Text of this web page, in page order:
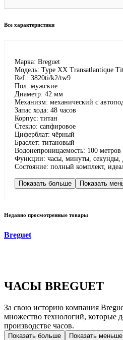
Все характеристики
Марка: Breguet
Модель: Type XX Transatlantique
Ref.: 3820ti/k2/tw9
Пол: мужские
Диаметр: 42 мм
Механизм: механический с
Запас хода: 48 часов
Корпус: титан
Стекло: сапфировое
Циферблат: чёрный
Браслет: титановый
Водонепроницаемость: 100 метров
Функции: часы, минуты, секунды,
Состояние: полный комплект,
Показать больше Показать
Недавно просмотренные товары
Breguet
ЧАСЫ BREGUET
За свою историю компания
множество технологий, которые
производстве часов.
Показать больше Показать меньше